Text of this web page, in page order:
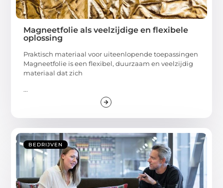
Magneetfolie als veelzijdige en flexibele
oplossing
Praktisch materiaal voor uiteenlopende toepassingen
Magneetfolie is een flexibel, duurzaam en veelzijdig
materiaal dat zich
...
BEDRIJVEN